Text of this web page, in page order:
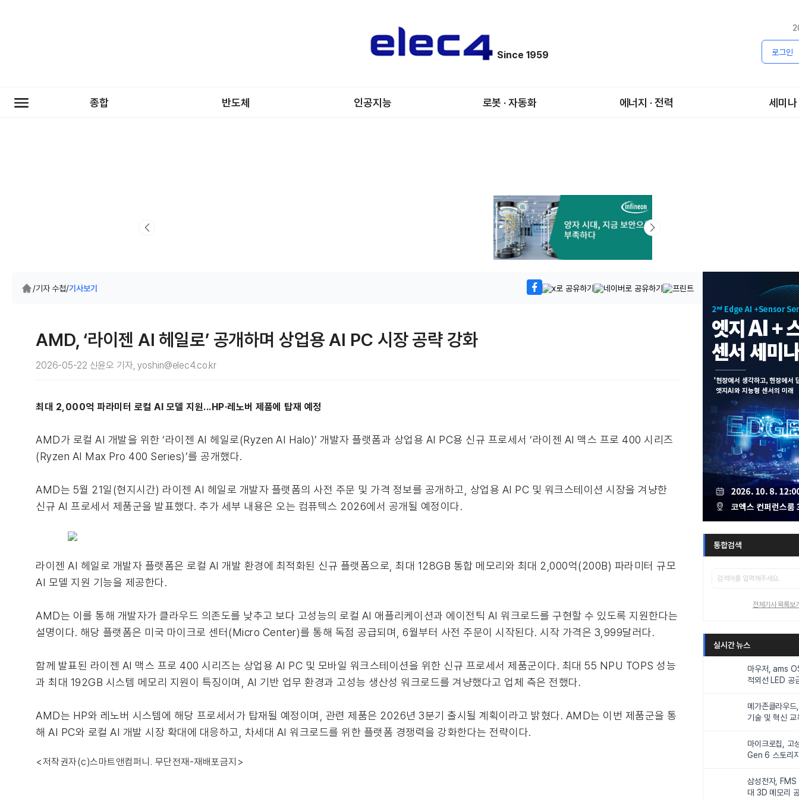
Since 1959 로그인
종합 반도체 인공지능 로봇 · 자동화 에너지 · 전력 세미나
/기자 수첩/기사보기
AMD, ‘라이젠 AI 헤일로’ 공개하며 상업용 AI PC 시장 공략 강화
2026-05-22 신윤오 기자, yoshin@elec4.co.kr
최대 2,000억 파라미터 로컬 AI 모델 지원...HP·레노버 제품에 탑재 예정
AMD가 로컬 AI 개발을 위한 ‘라이젠 AI 헤일로(Ryzen AI Halo)’ 개발자 플랫폼과 상업용 AI PC용 신규 프로세서 ‘라이젠 AI 맥스 프로 400 시리즈
(Ryzen AI Max Pro 400 Series)’를 공개했다.
AMD는 5월 21일(현지시간) 라이젠 AI 헤일로 개발자 플랫폼의 사전 주문 및 가격 정보를 공개하고, 상업용 AI PC 및 워크스테이션 시장을 겨냥한
신규 AI 프로세서 제품군을 발표했다. 추가 세부 내용은 오는 컴퓨텍스 2026에서 공개될 예정이다.
라이젠 AI 헤일로 개발자 플랫폼은 로컬 AI 개발 환경에 최적화된 신규 플랫폼으로, 최대 128GB 통합 메모리와 최대 2,000억(200B) 파라미터 규모
AI 모델 지원 기능을 제공한다.
AMD는 이를 통해 개발자가 클라우드 의존도를 낮추고 보다 고성능의 로컬 AI 애플리케이션과 에이전틱 AI 워크로드를 구현할 수 있도록 지원한다는
설명이다. 해당 플랫폼은 미국 마이크로 센터(Micro Center)를 통해 독점 공급되며, 6월부터 사전 주문이 시작된다. 시작 가격은 3,999달러다.
함께 발표된 라이젠 AI 맥스 프로 400 시리즈는 상업용 AI PC 및 모바일 워크스테이션을 위한 신규 프로세서 제품군이다. 최대 55 NPU TOPS 성능
과 최대 192GB 시스템 메모리 지원이 특징이며, AI 기반 업무 환경과 고성능 생산성 워크로드를 겨냥했다고 업체 측은 전했다.
AMD는 HP와 레노버 시스템에 해당 프로세서가 탑재될 예정이며, 관련 제품은 2026년 3분기 출시될 계획이라고 밝혔다. AMD는 이번 제품군을 통
해 AI PC와 로컬 AI 개발 시장 확대에 대응하고, 차세대 AI 워크로드를 위한 플랫폼 경쟁력을 강화한다는 전략이다.
<저작권자(c)스마트앤컴퍼니. 무단전재-재배포금지>
통합검색
전체기사 목록보
실시간 뉴스
마우저, ams
적외선 LED 공
메가존클라우드
기술 및 혁신
마이크로칩, 고
Gen 6 스토리
삼성전자,
대 3D 메모리